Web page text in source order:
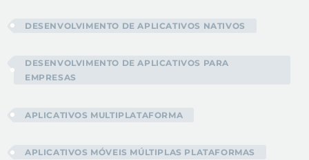
DESENVOLVIMENTO DE APLICATIVOS NATIVOS
DESENVOLVIMENTO DE APLICATIVOS PARA
EMPRESAS
APLICATIVOS MULTIPLATAFORMA
APLICATIVOS MÓVEIS MÚLTIPLAS PLATAFORMAS